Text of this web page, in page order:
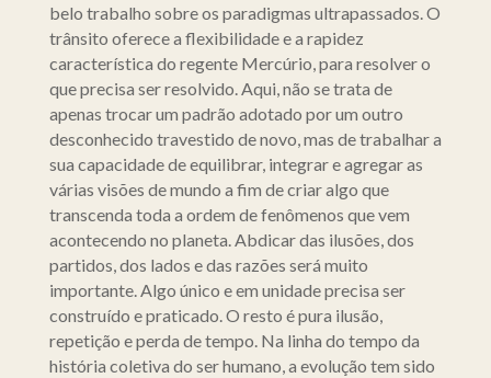
belo trabalho sobre os paradigmas ultrapassados. O
trânsito oferece a flexibilidade e a rapidez
característica do regente Mercúrio, para resolver o
que precisa ser resolvido. Aqui, não se trata de
apenas trocar um padrão adotado por um outro
desconhecido travestido de novo, mas de trabalhar a
sua capacidade de equilibrar, integrar e agregar as
várias visões de mundo a fim de criar algo que
transcenda toda a ordem de fenômenos que vem
acontecendo no planeta. Abdicar das ilusões, dos
partidos, dos lados e das razões será muito
importante. Algo único e em unidade precisa ser
construído e praticado. O resto é pura ilusão,
repetição e perda de tempo. Na linha do tempo da
história coletiva do ser humano, a evolução tem sido